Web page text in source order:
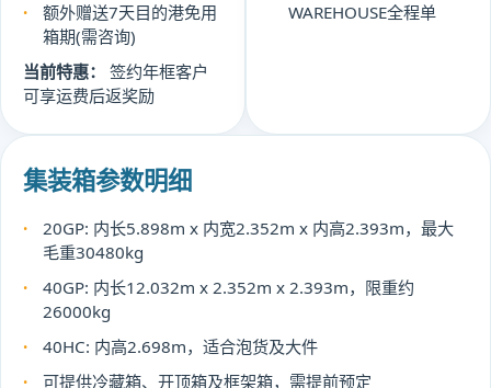
额外赠送7天目的港免用
箱期(需咨询)
当前特惠：
签约年框客户
可享运费后返奖励
WAREHOUSE全程单
集装箱参数明细
20GP: 内长5.898m x 内宽2.352m x 内高2.393m，最大
毛重30480kg
40GP: 内长12.032m x 2.352m x 2.393m，限重约
26000kg
40HC: 内高2.698m，适合泡货及大件
可提供冷藏箱、开顶箱及框架箱，需提前预定